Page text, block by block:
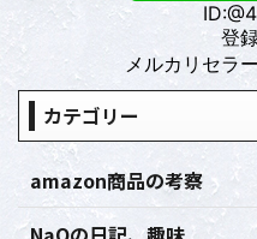
登
メルカリセラ
カテゴリー
amazon商品の考察